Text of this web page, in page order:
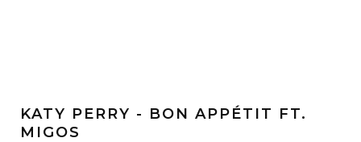
KATY PERRY - BON APPÉTIT FT.
MIGOS